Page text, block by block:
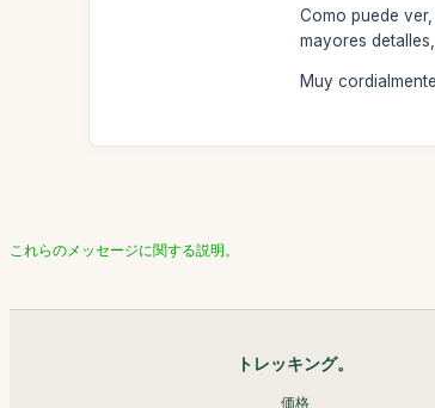
Como puede
mayores
Muy cordialmente,
これらのメッセージに関する説明。
トレッキング。
価格